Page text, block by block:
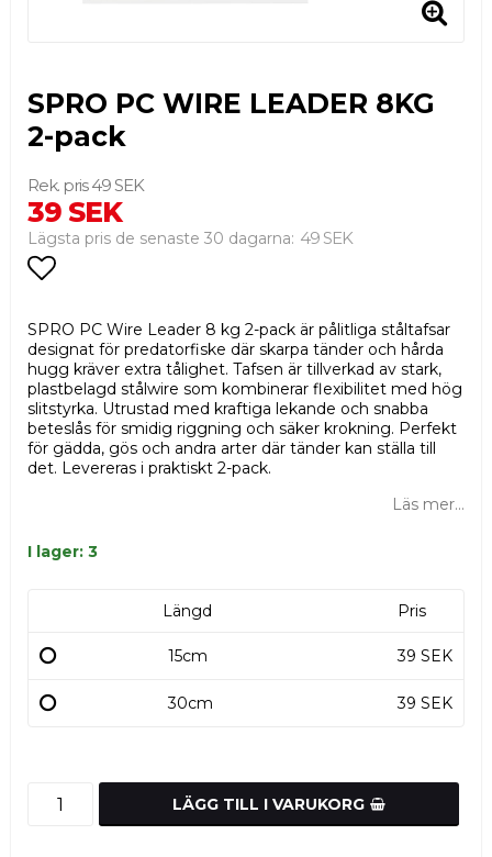
SPRO PC WIRE LEADER 8KG
2-pack
49 SEK
39 SEK
Lägsta pris de senaste 30 dagarna 49 SEK
SPRO PC Wire Leader 8 kg 2-pack är pålitliga ståltafsar
designat för predatorfiske där skarpa tänder och hårda
hugg kräver extra tålighet. Tafsen är tillverkad av stark,
plastbelagd stålwire som kombinerar flexibilitet med hög
slitstyrka. Utrustad med kraftiga lekande och snabba
beteslås för smidig riggning och säker krokning. Perfekt
för gädda, gös och andra arter där tänder kan ställa till
det. Levereras i praktiskt 2-pack.
Läs mer...
Längd Pris
15cm 39 SEK
30cm 39 SEK
I lager: 3
LÄGG TILL I VARUKORG